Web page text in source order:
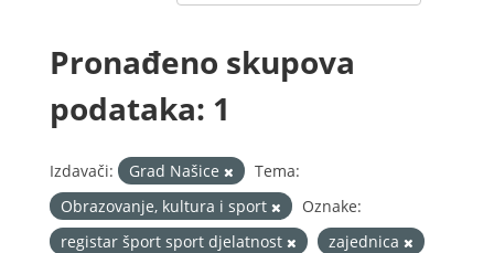
Pronađeno skupova
podataka: 1
Izdavači: Grad Našice
Tema:
Obrazovanje, kultura i sport
Oznake:
registar šport sport djelatnost
zajednica